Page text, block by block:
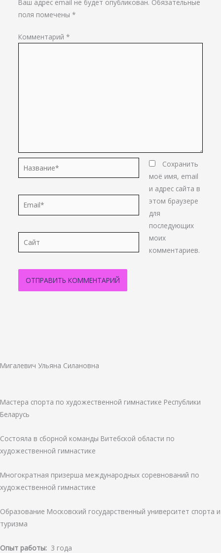
Ваш адрес email не будет опубликован. Обязательные
поля помечены *
Комментарий *
Email*
Сайт
Сохранить
моё имя, email
и адрес сайта в
этом браузере
для
последующих
моих
комментариев.
Мигалевич Ульяна Силановна
Мастера спорта по художественной гимнастике Республики
Беларусь
Состояла в сборной команды Витебской области по
художественной гимнастике
Многократная призерша международных соревнований по
художественной гимнастике
Образование Московский государственный университет спорта и
туризма
Опыт работы: 3 года